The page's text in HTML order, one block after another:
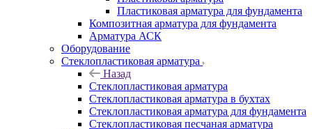
Пластиковая арматура для фундамента
Композитная арматура для фундамента
Арматура АСК
Оборудование
Cтеклопластиковая арматура
Назад
Cтеклопластиковая арматура
Стеклопластиковая арматура в бухтах
Стеклопластиковая арматура для фундамента
Стеклопластиковая песчаная арматура